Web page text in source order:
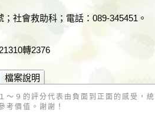
社會救助科；電話：089-345451。
轉2376
檔案說明
～９的評分代表由負面到正面的感受，
考價值。謝謝！